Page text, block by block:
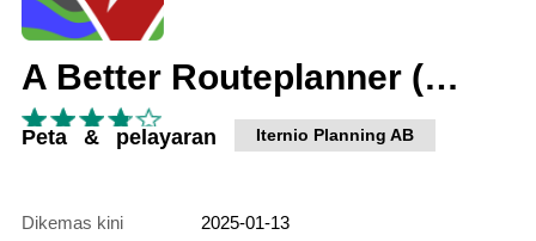
A Better Routeplanner (ABRP)
Peta & pelayaran Iternio Planning AB
Dikemas kini
2025-01-13